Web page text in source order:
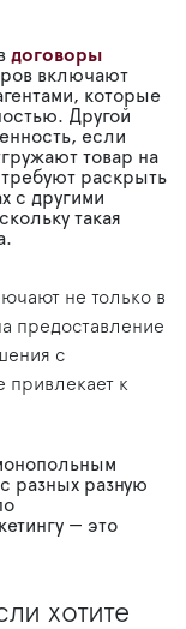
договоры
включают
которые
Другой
если
товар на
раскрыть
с другими
такая
не только в
предоставление
с
привлекает к
разных разную
— это
хотите